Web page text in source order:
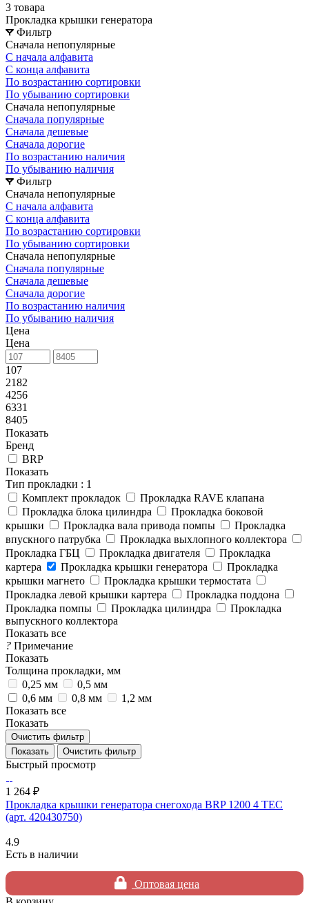
3 товара
Прокладка крышки генератора
Фильтр
Сначала непопулярные
С начала алфавита
С конца алфавита
По возрастанию сортировки
По убыванию сортировки
Сначала непопулярные
Сначала популярные
Сначала дешевые
Сначала дорогие
По возрастанию наличия
По убыванию наличия
Фильтр
Сначала непопулярные
С начала алфавита
С конца алфавита
По возрастанию сортировки
По убыванию сортировки
Сначала непопулярные
Сначала популярные
Сначала дешевые
Сначала дорогие
По возрастанию наличия
По убыванию наличия
Цена
Цена
107
2182
4256
6331
8405
Показать
Бренд
BRP
Показать
Тип прокладки : 1
Комплект прокладок
Прокладка RAVE клапана
Прокладка блока цилиндра
Прокладка боковой
крышки
Прокладка вала привода помпы
Прокладка
впускного патрубка
Прокладка выхлопного коллектора
Прокладка ГБЦ
Прокладка двигателя
Прокладка
картера
Прокладка крышки генератора
Прокладка
крышки магнето
Прокладка крышки термостата
Прокладка левой крышки картера
Прокладка поддона
Прокладка помпы
Прокладка цилиндра
Прокладка
выпускного коллектора
Показать все
? Примечание
Показать
Толщина прокладки, мм
0,25 мм
0,5 мм
0,6 мм
0,8 мм
1,2 мм
Показать все
Показать
Очистить фильтр
Очистить фильтр
Быстрый просмотр
1 264 ₽
Прокладка крышки генератора снегохода BRP 1200 4 TEC
(арт. 420430750)
4.9
Есть в наличии
Оптовая цена